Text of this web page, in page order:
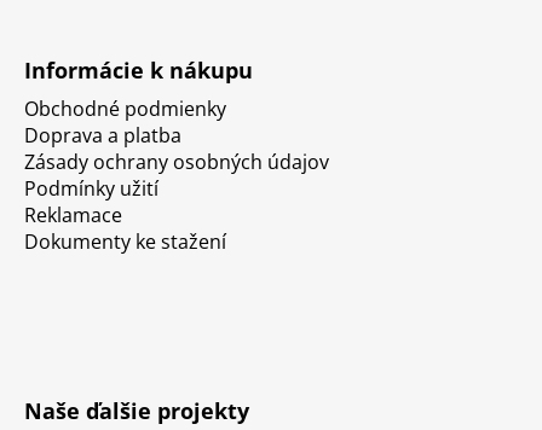
Informácie k nákupu
Obchodné podmienky
Doprava a platba
Zásady ochrany osobných údajov
Podmínky užití
Reklamace
Dokumenty ke stažení
Naše ďalšie projekty